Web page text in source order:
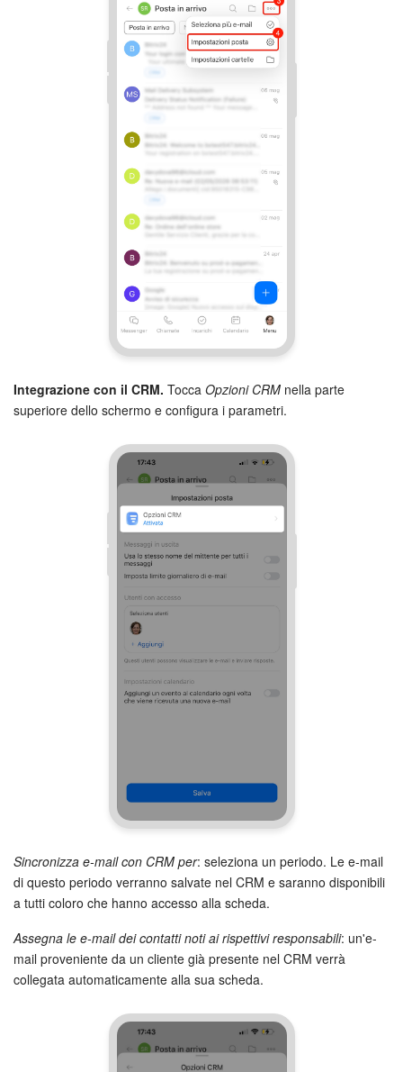
Dipendenti
Knowledge base
Firma elettronica
Firma elettronica per HR
Automazione
Flussi di lavoro
Gestione inventario
Telefonia
Impostazioni
Enterprise
Bitrix24 On-Premise
Bitrix24 Messenger
Domande generali
Integrazione con il CRM. Tocca Opzioni CRM nella parte
superiore dello schermo e configura i parametri.
Sincronizza e-mail con CRM per: seleziona un periodo. Le e-mail
di questo periodo verranno salvate nel CRM e saranno disponibili
a tutti coloro che hanno accesso alla scheda.
Assegna le e-mail dei contatti noti ai rispettivi responsabili: un'e-
mail proveniente da un cliente già presente nel CRM verrà
collegata automaticamente alla sua scheda.